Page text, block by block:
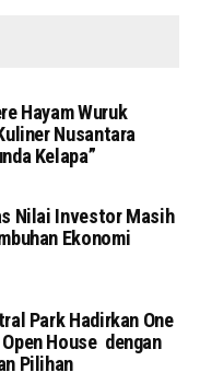
Hayam Wuruk
Nusantara
Kelapa”
Nilai Investor Masih
Ekonomi
Park Hadirkan One
House dengan
Pilihan